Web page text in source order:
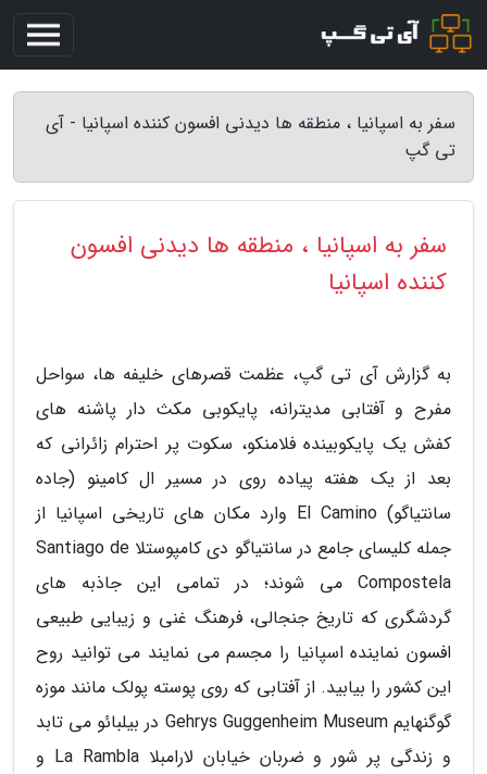
سفر به اسپانیا ، منطقه ها دیدنی افسون کننده اسپانیا - آی
تی گپ
سفر به اسپانیا ، منطقه ها دیدنی افسون
کننده اسپانیا
به گزارش آی تی گپ، عظمت قصرهای خلیفه ها، سواحل
مفرح و آفتابی مدیترانه، پایکوبی مکث دار پاشنه های
کفش یک پایکوبینده فلامنکو، سکوت پر احترام زائرانی که
بعد از یک هفته پیاده روی در مسیر ال کامینو (جاده
سانتیاگو) El Camino وارد مکان های تاریخی اسپانیا از
جمله کلیسای جامع در سانتیاگو دی کامپوستلا Santiago de
Compostela می شوند؛ در تمامی این جاذبه های
گردشگری که تاریخ جنجالی، فرهنگ غنی و زیبایی طبیعی
افسون نماینده اسپانیا را مجسم می نمایند می توانید روح
این کشور را بیابید. از آفتابی که روی پوسته پولک مانند موزه
گوگنهایم Gehrys Guggenheim Museum در بیلبائو می تابد
و زندگی پر شور و ضربان خیابان لارامبلا La Rambla و